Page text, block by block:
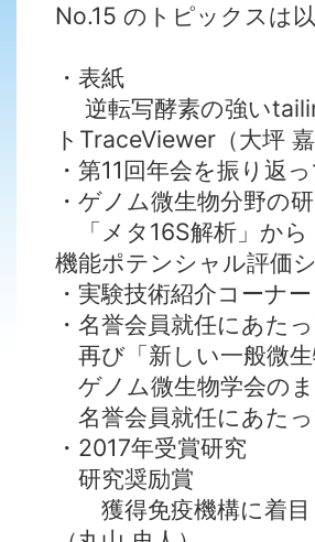
No.15 のトピックスは
・表紙
逆転写酵素の強い
トTraceViewer（大坪 嘉
・第11回年会を振り返
・ゲノム微生物分野の
「メタ16S解析」か
機能ポテンシャル評価
・実験技術紹介コーナー
・名誉会員就任にあた
再び「新しい一般微
ゲノム微生物学会の
名誉会員就任にあたっ
・2017年受賞研究
研究奨励賞
獲得免疫機構に着目